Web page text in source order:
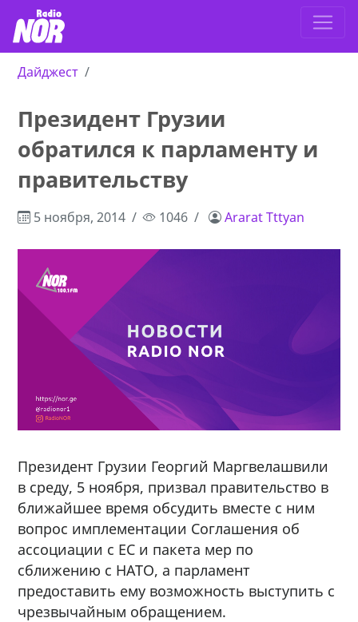
Дайджест
Президент Грузии
обратился к парламенту и
правительству
5 ноября, 2014 1046 Ararat Tttyan
Президент Грузии Георгий Маргвелашвили
в среду, 5 ноября, призвал правительство в
ближайшее время обсудить вместе с ним
вопрос имплементации Соглашения об
ассоциации с ЕС и пакета мер по
сближению с НАТО, а парламент
предоставить ему возможность выступить с
чрезвычайным обращением.